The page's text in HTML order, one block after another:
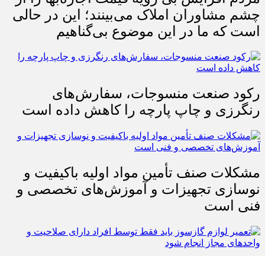
چشم مشاوران املاک می‌بینند؛ این در حالی
است که ما در این موضوع بی‌گناهیم
رکود صنعت منسوجات، سفارش‌های
رنگرزی و چاپ پارچه را کاهش داده است
مشکلات صنف تأمین مواد اولیه باکیفیت و
نوسازی تجهیزات و آموزش‌های تخصصی و
فنی است